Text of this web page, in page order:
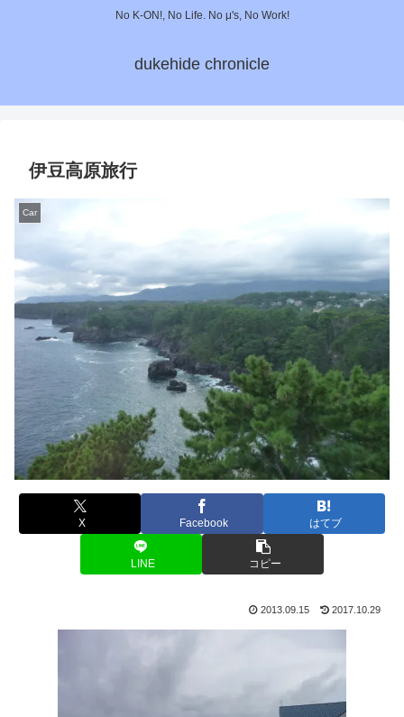
No K-ON!, No Life. No μ's, No Work!
dukehide chronicle
伊豆高原旅行
Car
X Facebook はてブ
LINE コピー
2013.09.15 2017.10.29